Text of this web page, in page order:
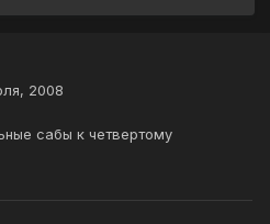
2008
сабы к четвертому